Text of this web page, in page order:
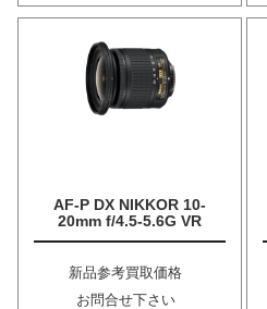
AF-P DX NIKKOR 10-
20mm f/4.5-5.6G VR
新品参考買取価格
お問合せ下さい